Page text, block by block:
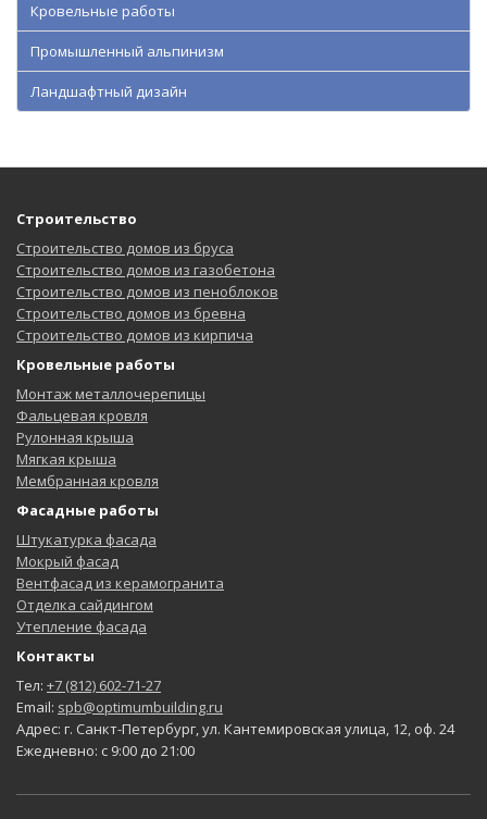
Кровельные работы
Промышленный альпинизм
Ландшафтный дизайн
Строительство
Строительство домов из бруса
Строительство домов из газобетона
Строительство домов из пеноблоков
Строительство домов из бревна
Строительство домов из кирпича
Кровельные работы
Монтаж металлочерепицы
Фальцевая кровля
Рулонная крыша
Мягкая крыша
Мембранная кровля
Фасадные работы
Штукатурка фасада
Мокрый фасад
Вентфасад из керамогранита
Отделка сайдингом
Утепление фасада
Контакты
Тел: +7 (812) 602-71-27
Email: spb@optimumbuilding.ru
Адрес: г. Санкт-Петербург, ул. Кантемировская улица, 12, оф. 24
Ежедневно: с 9:00 до 21:00